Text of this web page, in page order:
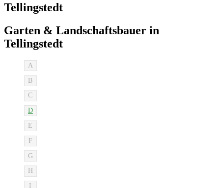
Tellingstedt
Garten & Landschaftsbauer in
Tellingstedt
A
B
C
D
E
F
G
H
I